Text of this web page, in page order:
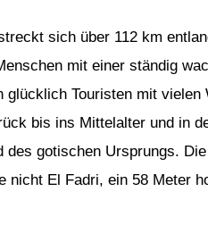
sich über 112 km
mit einer ständig
Touristen mit vielen
bis ins Mittelalter und in
des gotischen Ursprungs.
nicht El Fadri, ein 58 Meter